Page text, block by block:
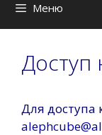
Меню
Доступ
Для доступа